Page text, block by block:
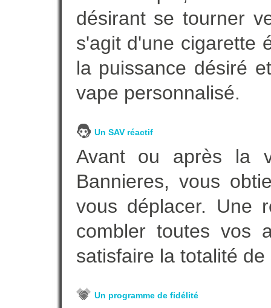
désirant se tourner
s'agit d'une cigarette
la puissance désiré
vape personnalisé.
Un SAV réactif
Avant ou après la
Bannieres, vous
vous déplacer. Une
combler toutes vos
satisfaire la totalité
Un programme de fidélité